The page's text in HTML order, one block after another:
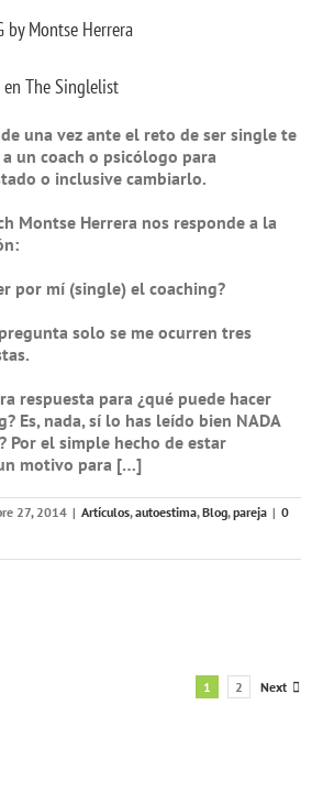
by Montse Herrera
The Singlelist
una vez ante el reto de ser single te
un coach o psicólogo para
o inclusive cambiarlo.
Montse Herrera nos responde a la
por mí (single) el coaching?
solo se me ocurren tres
respuesta para ¿qué puede hacer
Es, nada, sí lo has leído bien NADA
Por el simple hecho de estar
motivo para […]
27, 2014 | Artículos,autoestima,Blog,pareja | 0
1 2 Next